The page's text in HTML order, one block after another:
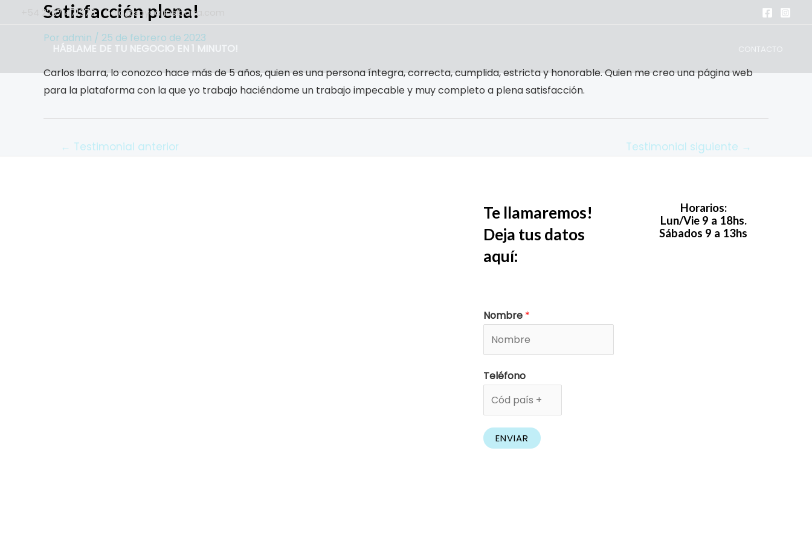
contenido
+54 2267 471379 hola@soycarlosibarra.com
HÁBLAME DE TU NEGOCIO EN 1 MINUTO! CONTACTO
Satisfacción plena!
Por admin / 25 de febrero de 2023
Carlos Ibarra, lo conozco hace más de 5 años, quien es una persona íntegra, correcta, cumplida, estricta y honorable. Quien me creo una página web
para la plataforma con la que yo trabajo haciéndome un trabajo impecable y muy completo a plena satisfacción.
Navegación
← Testimonial anterior Testimonial siguiente →
Te llamaremos!
Deja tus datos
aquí:
Nombre *
Teléfono
ENVIAR
Horarios:
Lun/Vie 9 a 18hs.
Sábados 9 a 13hs